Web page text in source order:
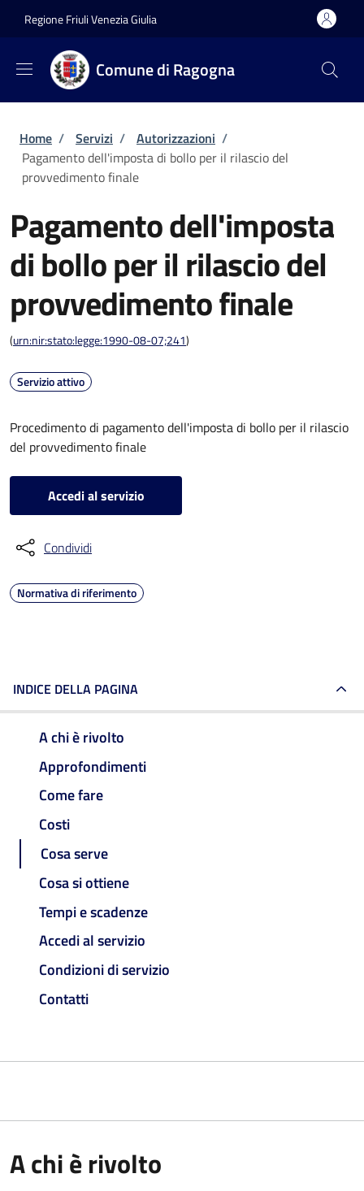
Regione Friuli Venezia Giulia
Comune di Ragogna
Briciole di pane
Home / Servizi / Autorizzazioni /
Pagamento dell'imposta di bollo per il rilascio del
provvedimento finale
Pagamento dell'imposta
di bollo per il rilascio del
provvedimento finale
(urn:nir:stato:legge:1990-08-07;241)
Servizio attivo
Procedimento di pagamento dell'imposta di bollo per il rilascio
del provvedimento finale
Accedi al servizio
Condividi
Normativa di riferimento
INDICE DELLA PAGINA
A chi è rivolto
Approfondimenti
Come fare
Costi
Cosa serve
Cosa si ottiene
Tempi e scadenze
Accedi al servizio
Condizioni di servizio
Contatti
A chi è rivolto